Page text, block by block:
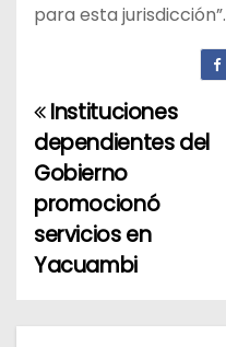
para esta jurisdicción”.
N
a
v
e
Instituciones
dependientes del
Gobierno
promocionó
servicios en
Yacuambi